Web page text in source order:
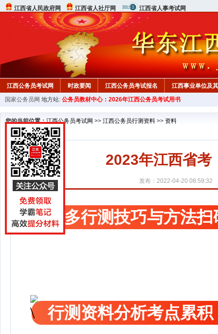
江西省人民政府网 江西省人社厅网 江西省人事考试网
江西公务员考试网 时政要闻 江西公务员考试报名 江西事业单位及
行测真题 在线咨询 教材中心
国家公务员网 地方站: 公务员教材中心：2026年江西公务员考试用书
您的当前位置：江西公务员考试网 >> 江西公务员行测资料 >> 资料
2023年江西省考
发布：2022-04-20 08:59:32
更多行测技巧与方法扫
行测资料分析考点累积